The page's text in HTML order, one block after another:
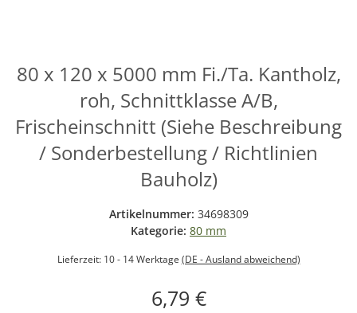
80 x 120 x 5000 mm Fi./Ta. Kantholz,
roh, Schnittklasse A/B,
Frischeinschnitt (Siehe Beschreibung
/ Sonderbestellung / Richtlinien
Bauholz)
Artikelnummer: 34698309
Kategorie: 80 mm
Lieferzeit: 10 - 14 Werktage (DE - Ausland abweichend)
6,79 €